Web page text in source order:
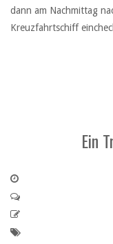
dann am Nachmittag
Kreuzfahrtschiff
Ein